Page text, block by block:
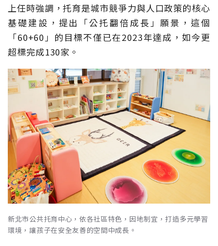
上任時強調，托育是城市競爭力與人口政策的核心
基礎建設，提出「公托翻倍成長」願景，這個
「60+60」的目標不僅已在2023年達成，如今更
超標完成130家。
新北市公共托育中心，依各社區特色，因地制宜，打造多元學習
環境，讓孩子在安全友善的空間中成長。